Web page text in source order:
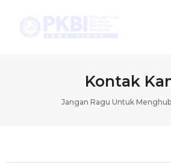
Kontak
Jangan Ragu Untuk